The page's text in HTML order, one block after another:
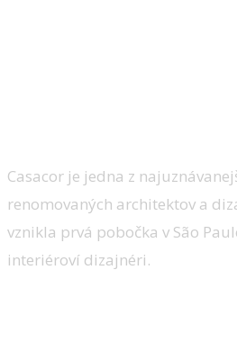
Casacor je jedna z
renomovaných architektov a
vznikla prvá pobočka v São
interiéroví dizajnéri.